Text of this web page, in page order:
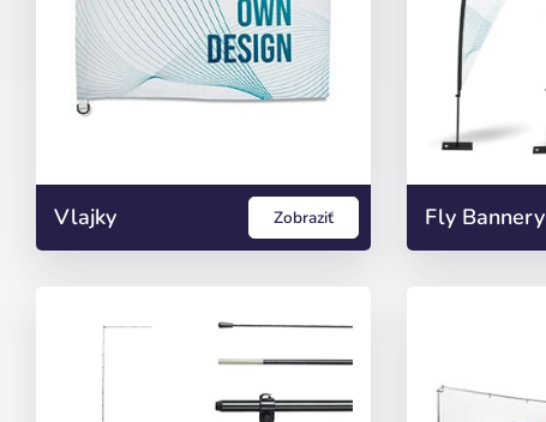
Vlajky Zobraziť Fly Bannery